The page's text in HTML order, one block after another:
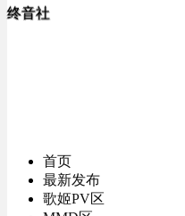
终音社
首页
最新发布
歌姬PV区